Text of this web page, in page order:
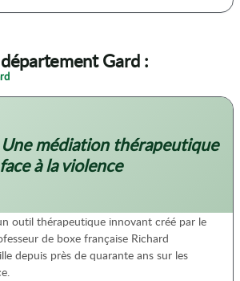
Gard :
Une médiation thérapeutique
face à la violence
outil thérapeutique innovant créé par le
de boxe française Richard
depuis près de quarante ans sur les